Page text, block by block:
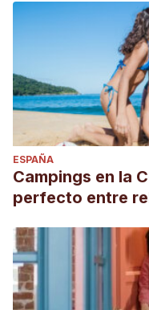
ESPAÑA
Campings en la
perfecto entre